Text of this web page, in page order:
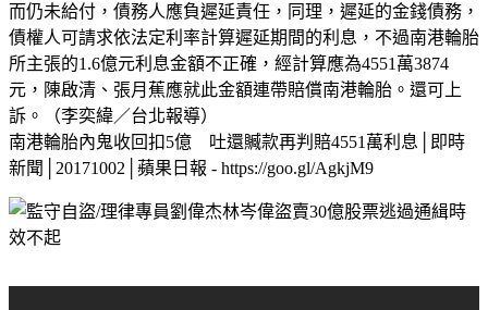
而仍未給付，債務人應負遲延責任，同理，遲延的金錢債務，
債權人可請求依法定利率計算遲延期間的利息，不過南港輪胎
所主張的1.6億元利息金額不正確，經計算應為4551萬3874
元，陳啟清、張月蕉應就此金額連帶賠償南港輪胎。還可上
訴。（李奕緯／台北報導）
南港輪胎內鬼收回扣5億 吐還贓款再判賠4551萬利息│即時
新聞│20171002│蘋果日報 - https://goo.gl/AgkjM9